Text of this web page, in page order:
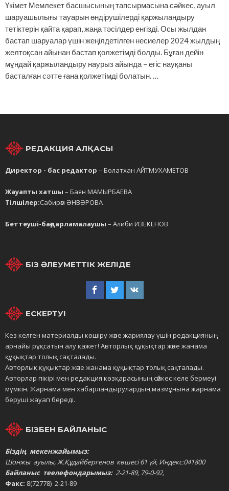
Үкімет Мемлекет басшысының тапсырмасына сәйкес, ауыл
шаруашылығы тауарын өндірушілерді қаржыландыру
тетіктерін қайта қарап, жаңа тәсілдер енгізді. Осы жылдан
бастап шаруалар үшін жеңілдетілген несиелер 2024 жылдың
желтоқсан айынан бастап қолжетімді болды. Бұған дейін
мұндай қаржыландыру наурыз айында – егіс науқаны
басталған сәтте ғана қолжетімді болатын. …
РЕДАКЦИЯ АЛҚАСЫ
Директор - бас редактор – Болатхан АЙТМУХАМЕТОВ
Жауапты хатшы – Баян МАМЫРБАЕВА
Тілшілер:Сабирәм ӘНВӘРОВА
Беттеуші-бағдарламалаушы – Алиби ИЗЕКЕНОВ
БІЗ ӘЛЕУМЕТТІК ЖЕЛІДЕ
ЕСКЕРТУ!
Кез келген материалды көшіру және жариялау үшін редакцияның
арнайы рұқсатын алу қажет! Авторлық құқықтар және жанама
құқықтар толық сақталады.
Авторлық құқықтар және жанама құқықтар толық сақталады.
Авторлар пікірі мен редакция көзқарасының сәйкес келе бермеуі
мүмкін. Жарнама мен хабарландырулардың мазмұнына жарнама
беруші жауап береді.
БІЗБЕН БАЙЛАНЫС
Біздің мекенжайымыз:
Шонжы ауылы, Ж.Құдайбергенов көшесі 61 үй, Индекс:041800
Байланыс теелефондарымыз: 2-21-89, 79-0-92,
Факс: 8(72778) 2-21-89